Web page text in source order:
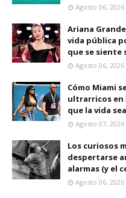
Agosto 06, 2026
Ariana
vida pública
que se siente
Agosto 06, 2026
Cómo Miami
ultrarricos en
que la vida
Agosto 07, 2026
Los curiosos
despertarse
alarmas (y el
Agosto 06, 2026